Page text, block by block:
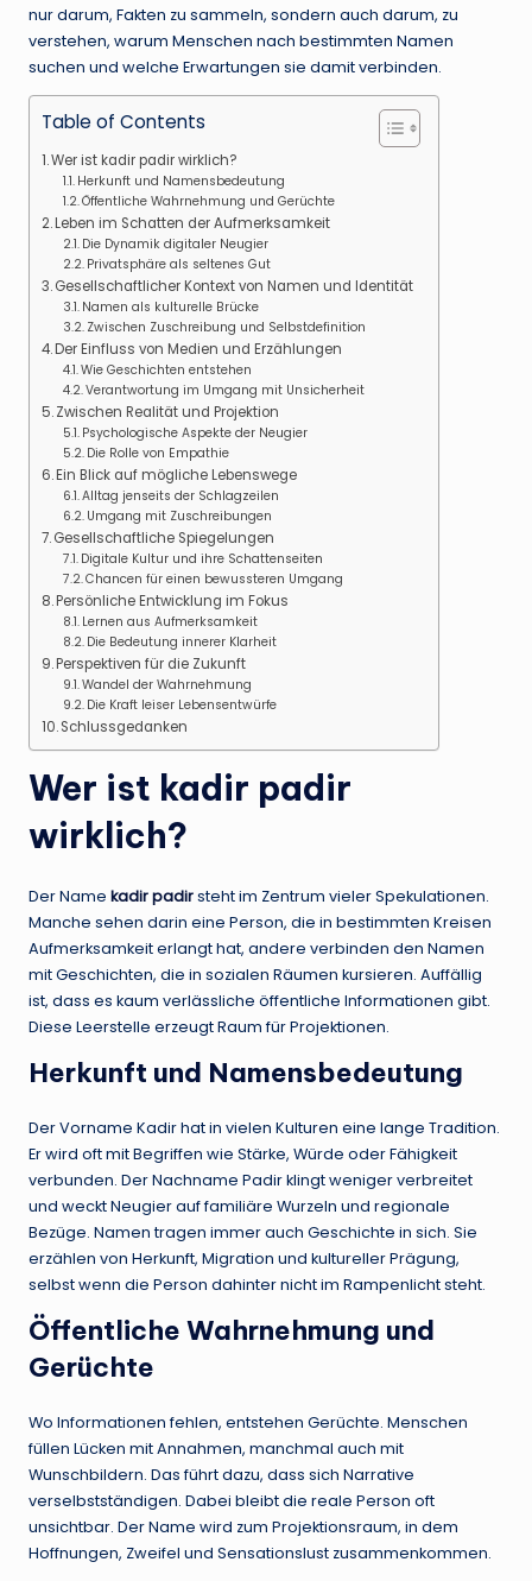
nur darum, Fakten zu sammeln, sondern auch darum, zu
verstehen, warum Menschen nach bestimmten Namen
suchen und welche Erwartungen sie damit verbinden.
Table of Contents
Wer ist kadir padir wirklich?
Herkunft und Namensbedeutung
Öffentliche Wahrnehmung und Gerüchte
Leben im Schatten der Aufmerksamkeit
Die Dynamik digitaler Neugier
Privatsphäre als seltenes Gut
Gesellschaftlicher Kontext von Namen und Identität
Namen als kulturelle Brücke
Zwischen Zuschreibung und Selbstdefinition
Der Einfluss von Medien und Erzählungen
Wie Geschichten entstehen
Verantwortung im Umgang mit Unsicherheit
Zwischen Realität und Projektion
Psychologische Aspekte der Neugier
Die Rolle von Empathie
Ein Blick auf mögliche Lebenswege
Alltag jenseits der Schlagzeilen
Umgang mit Zuschreibungen
Gesellschaftliche Spiegelungen
Digitale Kultur und ihre Schattenseiten
Chancen für einen bewussteren Umgang
Persönliche Entwicklung im Fokus
Lernen aus Aufmerksamkeit
Die Bedeutung innerer Klarheit
Perspektiven für die Zukunft
Wandel der Wahrnehmung
Die Kraft leiser Lebensentwürfe
Schlussgedanken
Wer ist kadir padir
wirklich?
Der Name kadir padirsteht im Zentrum vieler Spekulationen.
Manche sehen darin eine Person, die in bestimmten Kreisen
Aufmerksamkeit erlangt hat, andere verbinden den Namen
mit Geschichten, die in sozialen Räumen kursieren. Auffällig
ist, dass es kaum verlässliche öffentliche Informationen gibt.
Diese Leerstelle erzeugt Raum für Projektionen.
Herkunft und Namensbedeutung
Der Vorname Kadir hat in vielen Kulturen eine lange Tradition.
Er wird oft mit Begriffen wie Stärke, Würde oder Fähigkeit
verbunden. Der Nachname Padir klingt weniger verbreitet
und weckt Neugier auf familiäre Wurzeln und regionale
Bezüge. Namen tragen immer auch Geschichte in sich. Sie
erzählen von Herkunft, Migration und kultureller Prägung,
selbst wenn die Person dahinter nicht im Rampenlicht steht.
Öffentliche Wahrnehmung und
Gerüchte
Wo Informationen fehlen, entstehen Gerüchte. Menschen
füllen Lücken mit Annahmen, manchmal auch mit
Wunschbildern. Das führt dazu, dass sich Narrative
verselbstständigen. Dabei bleibt die reale Person oft
unsichtbar. Der Name wird zum Projektionsraum, in dem
Hoffnungen, Zweifel und Sensationslust zusammenkommen.